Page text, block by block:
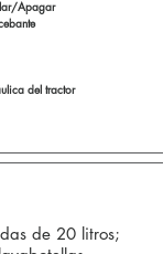
Apagar
del tractor
de 20 litros;